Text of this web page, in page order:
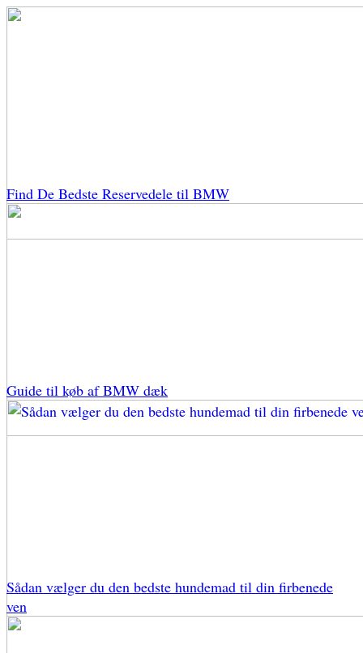
Find De Bedste Reservedele til BMW
Guide til køb af BMW dæk
Sådan vælger du den bedste hundemad til din firbenede
ven